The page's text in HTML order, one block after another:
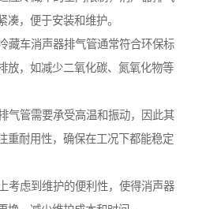
凑，便于安装和维护。
藏车消声器排气管通常符合环保标
放，如减少二氧化碳、氮氧化物等
气管需要承受高温和振动，因此其
重耐用性，确保在工况下都能稳定
考虑到维护的便利性，使得消声器